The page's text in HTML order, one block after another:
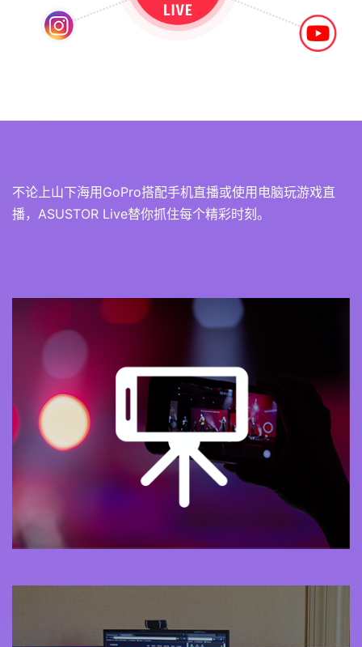
不论上山下海用GoPro搭配手机直播或使用电脑玩游戏直
播，ASUSTOR Live替你抓住每个精彩时刻。